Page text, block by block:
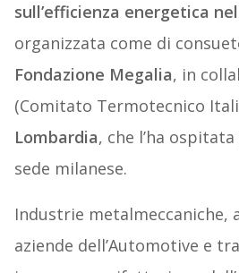
sull’efficienza energetica
organizzata come di
Fondazione Megalia, in
(Comitato Termotecnico
Lombardia, che l’ha
sede milanese.
Industrie metalmeccaniche,
aziende dell’Automotive e